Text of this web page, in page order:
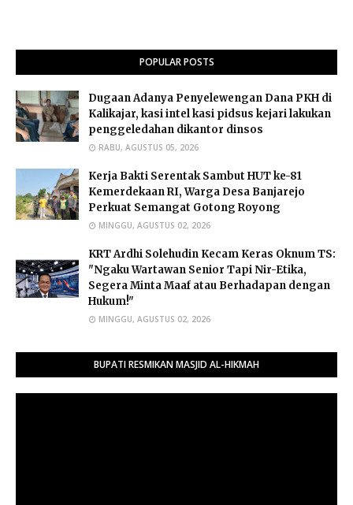
POPULAR POSTS
Dugaan Adanya Penyelewengan Dana PKH di
Kalikajar, kasi intel kasi pidsus kejari lakukan
penggeledahan dikantor dinsos
RABU, AGUSTUS 05, 2026
Kerja Bakti Serentak Sambut HUT ke-81
Kemerdekaan RI, Warga Desa Banjarejo
Perkuat Semangat Gotong Royong
MINGGU, AGUSTUS 02, 2026
​KRT Ardhi Solehudin Kecam Keras Oknum TS:
"Ngaku Wartawan Senior Tapi Nir-Etika,
Segera Minta Maaf atau Berhadapan dengan
Hukum!"
MINGGU, AGUSTUS 02, 2026
BUPATI RESMIKAN MASJID AL-HIKMAH